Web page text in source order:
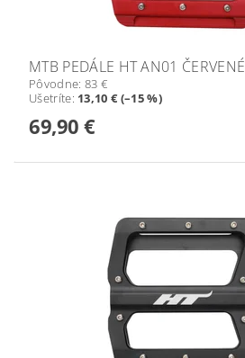
MTB PEDÁLE HT AN01 ČERVENÉ
Pôvodne: 83 €
Ušetríte: 13,10 € (–15 %)
69,90 €